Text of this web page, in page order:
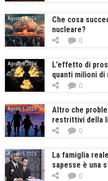
Agosto 6, 2026
Che cosa
nucleare?
0
Agosto 6, 2026
L’effetto di
quanti milioni
che le autorità
0
Agosto 6, 2026
Altro che
restrittivi della
individui, il 62%
0
Agosto 5, 2026
La famiglia
sapesse è una
DGSE, dalla CIA
0